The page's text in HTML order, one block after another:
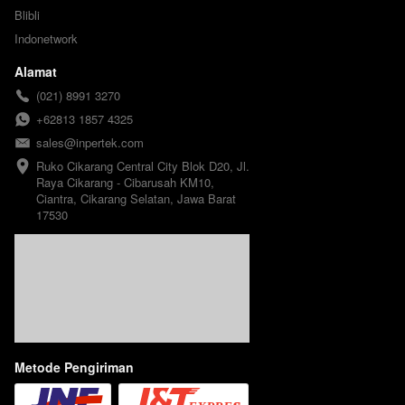
Blibli
Indonetwork
Alamat
(021) 8991 3270
+62813 1857 4325
sales@inpertek.com
Ruko Cikarang Central City Blok D20, Jl.
Raya Cikarang - Cibarusah KM10,
Ciantra, Cikarang Selatan, Jawa Barat
17530
Metode Pengiriman